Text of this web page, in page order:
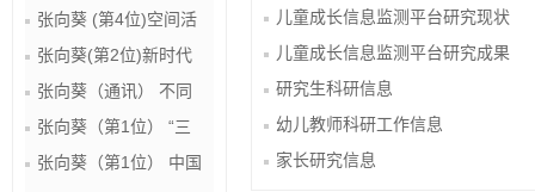
张向葵 (第4位)空间活
张向葵(第2位)新时代
张向葵（通讯） 不同
张向葵（第1位） “三
张向葵（第1位） 中国
儿童成长信息监测平台研究现状
儿童成长信息监测平台研究成果
研究生科研信息
幼儿教师科研工作信息
家长研究信息